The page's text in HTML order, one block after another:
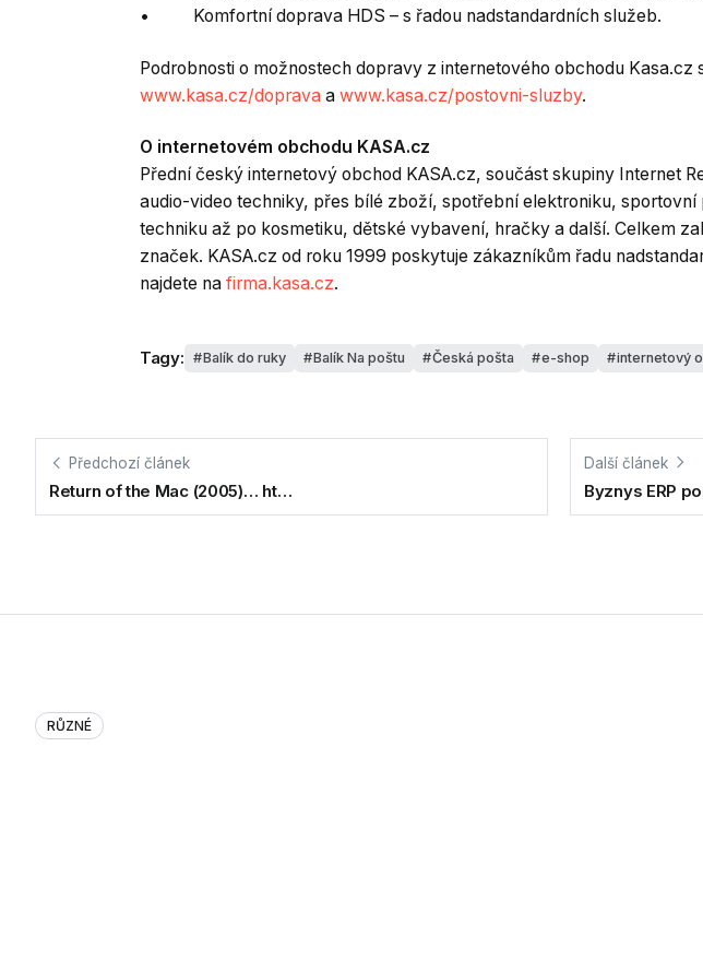
• Komfortní doprava HDS – s řadou nadstandardních služeb.
Podrobnosti o možnostech dopravy z internetového obchodu Kasa.cz
www.kasa.cz/doprava a www.kasa.cz/postovni-sluzby.
O internetovém obchodu KASA.cz
Přední český internetový obchod KASA.cz, součást skupiny Internet
audio-video techniky, přes bílé zboží, spotřební elektroniku,
techniku až po kosmetiku, dětské vybavení, hračky a další. Celkem
značek. KASA.cz od roku 1999 poskytuje zákazníkům řadu
najdete na firma.kasa.cz.
Tagy: Balík do ruky Balík Na poštu Česká pošta e-shop internetový
Předchozí článek
Return of the Mac (2005)… ht…
Další článek
Byznys ERP
RŮZNÉ